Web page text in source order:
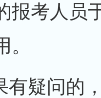
报考人员
有疑问的